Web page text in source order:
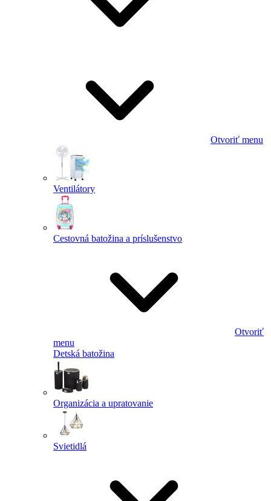
Otvoriť menu
Ventilátory
Cestovná batožina a príslušenstvo
Otvoriť
menu
Detská batožina
Organizácia a upratovanie
Svietidlá